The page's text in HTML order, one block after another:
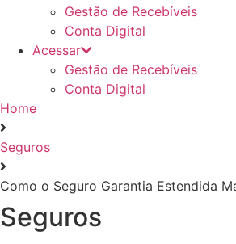
Gestão de Recebíveis
Conta Digital
Acessar
Gestão de Recebíveis
Conta Digital
Home
Seguros
Como o Seguro Garantia Estendida
Seguros